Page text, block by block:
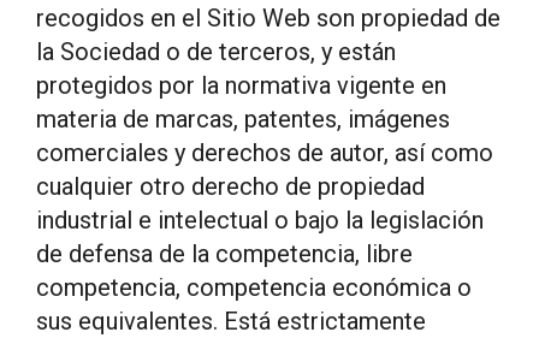
recogidos en el Sitio Web son propiedad de
la Sociedad o de terceros, y están
protegidos por la normativa vigente en
materia de marcas, patentes, imágenes
comerciales y derechos de autor, así como
cualquier otro derecho de propiedad
industrial e intelectual o bajo la legislación
de defensa de la competencia, libre
competencia, competencia económica o
sus equivalentes. Está estrictamente